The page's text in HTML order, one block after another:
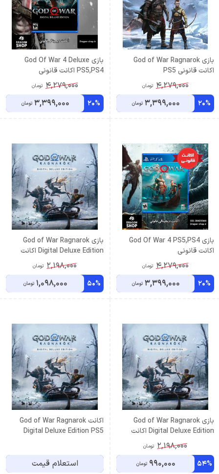
بازی God of War Ragnarok
اکانت قانونی PS5
4,279,000 تومان
20%
3,399,000 تومان
بازی God Of War 4 Deluxe
PS5,PS4 اکانت قانونی
4,279,000 تومان
20%
3,399,000 تومان
بازی God Of War 4 PS5,PS4
اکانت قانونى
4,279,000 تومان
20%
3,399,000 تومان
بازی God of War Ragnarok
Digital Deluxe Edition اکانت
2,198,000 تومان
50%
1,098,000 تومان
بازی God of War Ragnarok
Digital Deluxe Edition اکانت
2,198,000 تومان
54%
990,000 تومان
اكانت God of War Ragnarok
Digital Deluxe Edition PS5
استعلام قیمت